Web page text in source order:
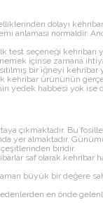
dolayı
normaldir.
test seçeneği
içinse zamana
bir iğneyi
kehribar ürününün
habbesi yok ise
çıkmaktadır. Bu
yer almaktadır.
biridir.
saf olarak
büyük bir değere
en önde